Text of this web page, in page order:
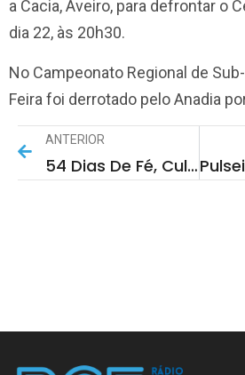
a Cacia, Aveiro, para defrontar o
dia 22, às 20h30.
No Campeonato Regional de
Feira foi derrotado pelo Anadia
ANTERIOR
54 Dias De Fé, Cultura E Comunidade Em Santa Maria Da Feira